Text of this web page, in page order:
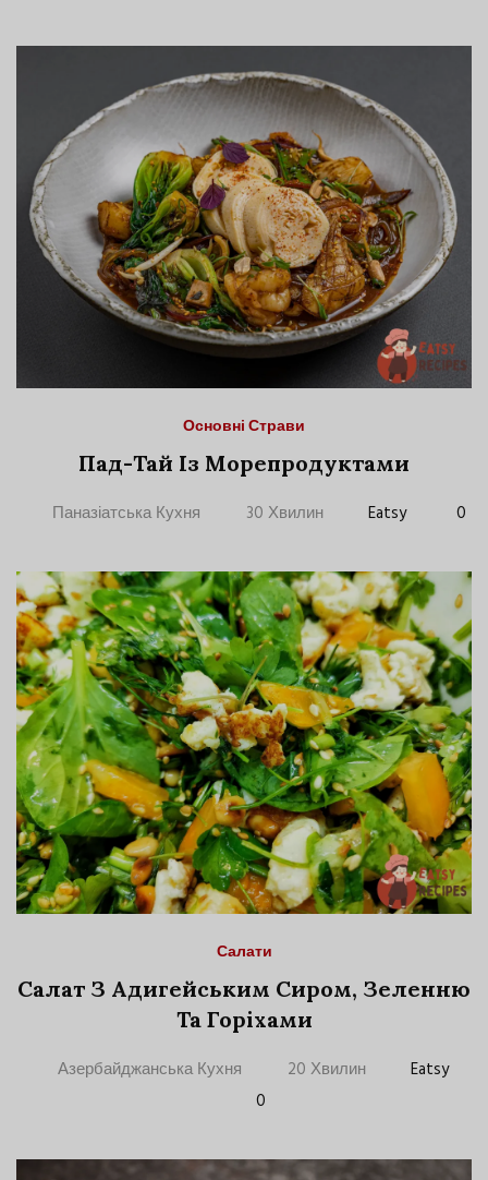
Основні Страви
Пад-Тай Із Морепродуктами
Паназіатська Кухня 30 Хвилин Eatsy 0
Салати
Салат З Адигейським Сиром, Зеленню
Та Горіхами
Азербайджанська Кухня 20 Хвилин
Eatsy
0